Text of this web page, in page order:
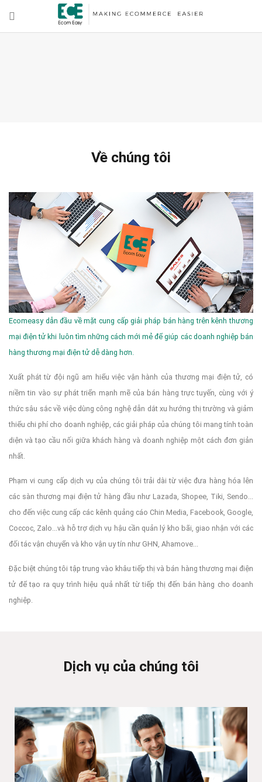
Về chúng tôi
Ecomeasy dẫn đầu về mặt cung cấp giải pháp bán hàng trên kênh thương
mại điện tử khi luôn tìm những cách mới mẻ để giúp các doanh nghiệp bán
hàng thương mại điện tử dễ dàng hơn.
Xuất phát từ đội ngũ am hiểu việc vận hành của thương mại điện tử, có
niềm tin vào sự phát triển mạnh mẽ của bán hàng trực tuyến, cùng với ý
thức sâu sắc về việc dùng công nghệ dẫn dắt xu hướng thị trường và giảm
thiểu chi phí cho doanh nghiệp, các giải pháp của chúng tôi mang tính toàn
diện và tạo cầu nối giữa khách hàng và doanh nghiệp một cách đơn giản
nhất.
Phạm vi cung cấp dịch vụ của chúng tôi trải dài từ việc đưa hàng hóa lên
các sàn thương mại điện tử hàng đầu như Lazada, Shopee, Tiki, Sendo...
cho đến việc cung cấp các kênh quảng cáo Chin Media, Facebook, Google,
Coccoc, Zalo...và hỗ trợ dịch vụ hậu cần quản lý kho bãi, giao nhận với các
đối tác vận chuyển và kho vận uy tín như GHN, Ahamove...
Đặc biệt chúng tôi tập trung vào khâu tiếp thị và bán hàng thương mại điện
tử để tạo ra quy trình hiệu quả nhất từ tiếp thị đến bán hàng cho doanh
nghiệp.
Dịch vụ của chúng tôi